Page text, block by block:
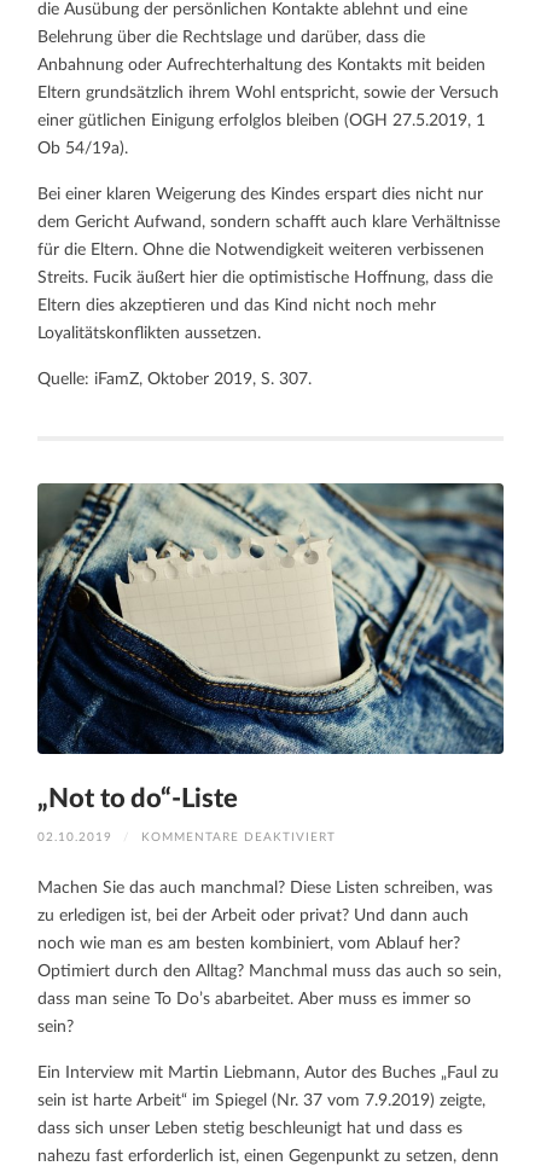
die Ausübung der persönlichen Kontakte ablehnt und eine
Belehrung über die Rechtslage und darüber, dass die
Anbahnung oder Aufrechterhaltung des Kontakts mit beiden
Eltern grundsätzlich ihrem Wohl entspricht, sowie der Versuch
einer gütlichen Einigung erfolglos bleiben (OGH 27.5.2019, 1
Ob 54/19a).
Bei einer klaren Weigerung des Kindes erspart dies nicht nur
dem Gericht Aufwand, sondern schafft auch klare Verhältnisse
für die Eltern. Ohne die Notwendigkeit weiteren verbissenen
Streits. Fucik äußert hier die optimistische Hoffnung, dass die
Eltern dies akzeptieren und das Kind nicht noch mehr
Loyalitätskonflikten aussetzen.
Quelle: iFamZ, Oktober 2019, S. 307.
„Not to do“-Liste
02.10.2019 / KOMMENTARE DEAKTIVIERT
DO“-
LISTE
Machen Sie das auch manchmal? Diese Listen schreiben, was
zu erledigen ist, bei der Arbeit oder privat? Und dann auch
noch wie man es am besten kombiniert, vom Ablauf her?
Optimiert durch den Alltag? Manchmal muss das auch so sein,
dass man seine To Do’s abarbeitet. Aber muss es immer so
sein?
Ein Interview mit Martin Liebmann, Autor des Buches „Faul zu
sein ist harte Arbeit“ im Spiegel (Nr. 37 vom 7.9.2019) zeigte,
dass sich unser Leben stetig beschleunigt hat und dass es
nahezu fast erforderlich ist, einen Gegenpunkt zu setzen, denn